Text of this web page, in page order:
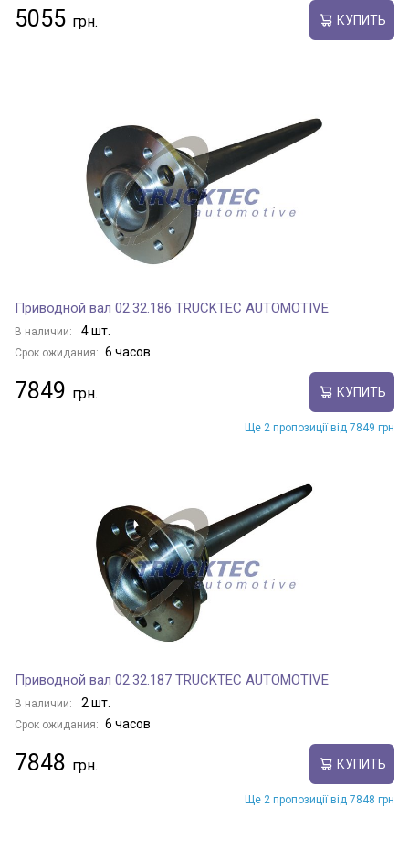
5055 КУПИТЬ
Приводной вал 02.32.186 TRUCKTEC AUTOMOTIVE
В наличии: 4 шт.
Срок ожидания: 6 часов
7849 КУПИТЬ
Ще 2 пропозиції від 7849 грн
Приводной вал 02.32.187 TRUCKTEC AUTOMOTIVE
В наличии: 2 шт.
Срок ожидания: 6 часов
7848 КУПИТЬ
Ще 2 пропозиції від 7848 грн